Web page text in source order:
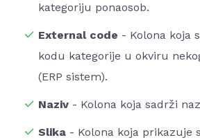
kategoriju ponaosob.
External code - Kolona koja
kodu kategorije u okviru
(ERP sistem).
Naziv - Kolona koja sadrži
Slika - Kolona koja prikazuje